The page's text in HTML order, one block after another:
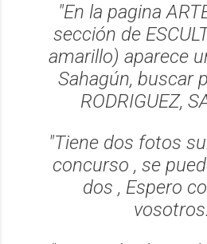
"En la pagina
sección de
amarillo) aparece
Sahagún, buscar
RODRIGUEZ,
"Tiene dos fotos
concurso , se
dos , Espero